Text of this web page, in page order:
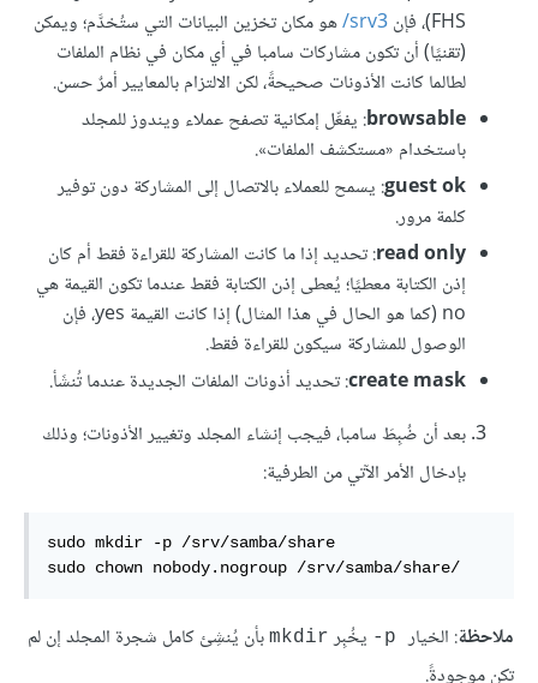
FHS)، فإن ‎
/srv3
هو مكان تخزين البيانات التي ستُخدَّم؛ ويمكن
(تقنيًا) أن تكون مشاركات سامبا في أي مكان في نظام الملفات
لطالما كانت الأذونات صحيحةً، لكن الالتزام بالمعايير أمرٌ حسن.
browsable: يفعِّل إمكانية تصفح عملاء ويندوز للمجلد
باستخدام «مستكشف الملفات».
guest ok: يسمح للعملاء بالاتصال إلى المشاركة دون توفير
كلمة مرور.
read only: تحديد إذا ما كانت المشاركة للقراءة فقط أم كان
إذن الكتابة معطيًا؛ يُعطى إذن الكتابة فقط عندما تكون القيمة هي
no (كما هو الحال في هذا المثال) إذا كانت القيمة yes، فإن
الوصول للمشاركة سيكون للقراءة فقط.
create mask: تحديد أذونات الملفات الجديدة عندما تُنشَأ.
بعد أن ضُبِطَ سامبا، فيجب إنشاء المجلد وتغيير الأذونات؛ وذلك
بإدخال الأمر الآتي من الطرفية:
sudo mkdir -p /srv/samba/share
sudo chown nobody.nogroup /srv/samba/share/
ملاحظة: الخيار يخُبِر mkdir بأن يُنشِئ كامل شجرة المجلد إن لم
تكن موجودةً.